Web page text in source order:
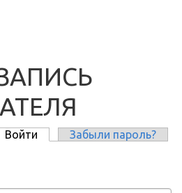
Войти (активная вкладка)
Забыли пароль?